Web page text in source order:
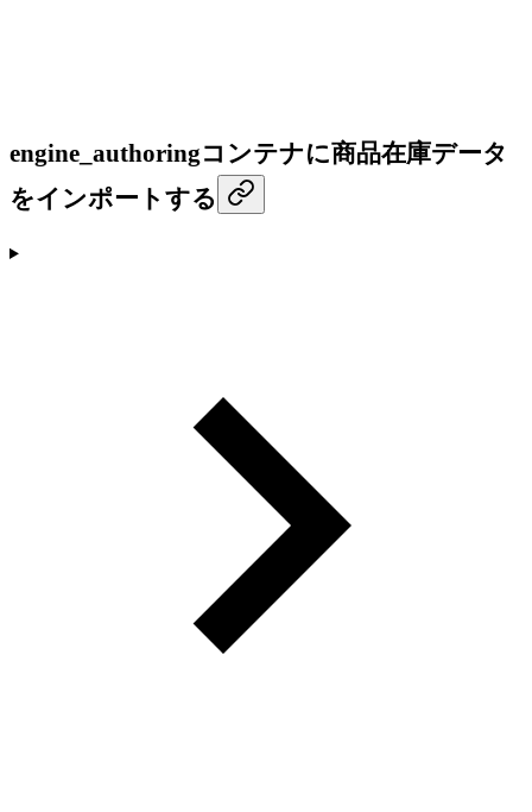
engine_authoringコンテナに商品在庫データ
をインポートする